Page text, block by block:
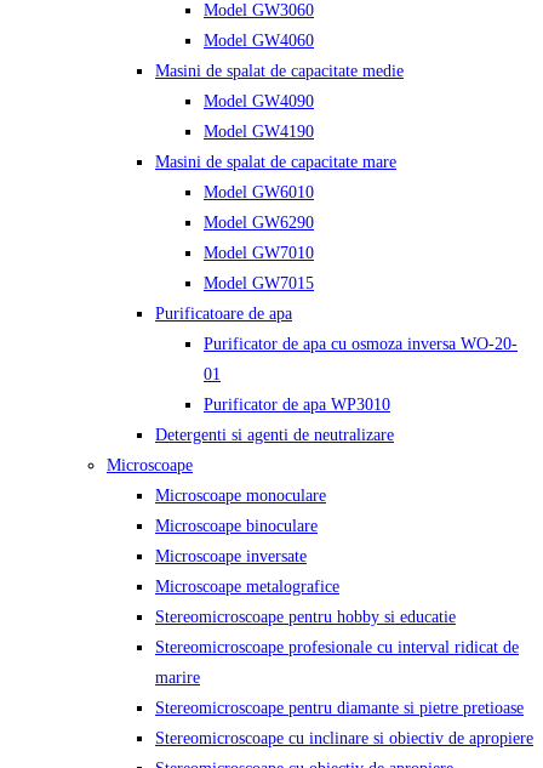
Model GW3060
Model GW4060
Masini de spalat de capacitate medie
Model GW4090
Model GW4190
Masini de spalat de capacitate mare
Model GW6010
Model GW6290
Model GW7010
Model GW7015
Purificatoare de apa
Purificator de apa cu osmoza inversa WO-20-
01
Purificator de apa WP3010
Detergenti si agenti de neutralizare
Microscoape
Microscoape monoculare
Microscoape binoculare
Microscoape inversate
Microscoape metalografice
Stereomicroscoape pentru hobby si educatie
Stereomicroscoape profesionale cu interval ridicat de
marire
Stereomicroscoape pentru diamante si pietre pretioase
Stereomicroscoape cu inclinare si obiectiv de apropiere